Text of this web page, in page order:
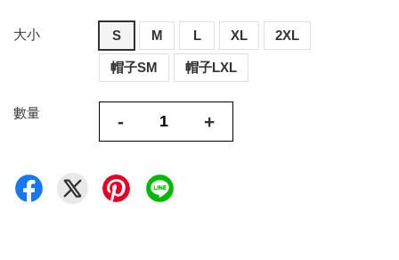
大小 S M L XL 2XL
帽子SM 帽子LXL
數量 - +